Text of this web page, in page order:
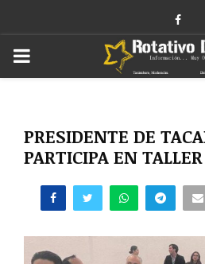
PRIMARY
PRESIDENTE DE
PARTICIPA EN